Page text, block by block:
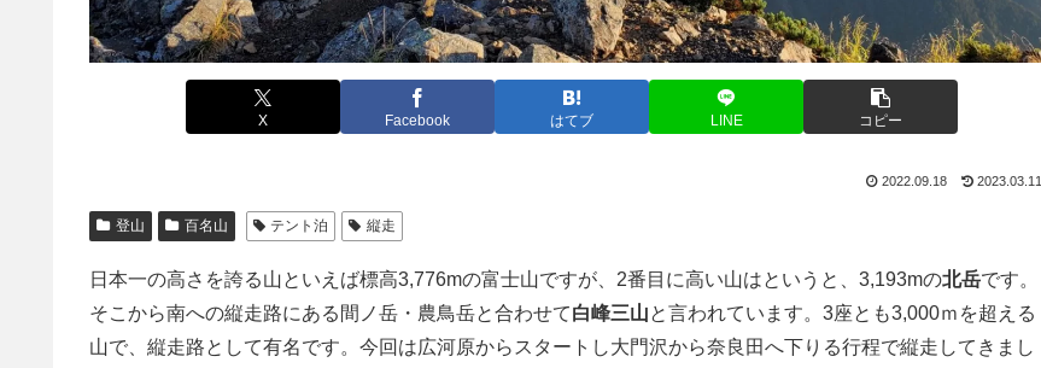
X Facebook はてブ LINE コピー
2022.09.18 2023.03.11
登山 百名山 テント泊 縦走
日本一の高さを誇る山といえば標高3,776mの富士山ですが、2番目に高い山はというと、3,193mの北岳です。
そこから南への縦走路にある間ノ岳・農鳥岳と合わせて白峰三山と言われています。3座とも3,000ｍを超える
山で、縦走路として有名です。今回は広河原からスタートし大門沢から奈良田へ下りる行程で縦走してきまし